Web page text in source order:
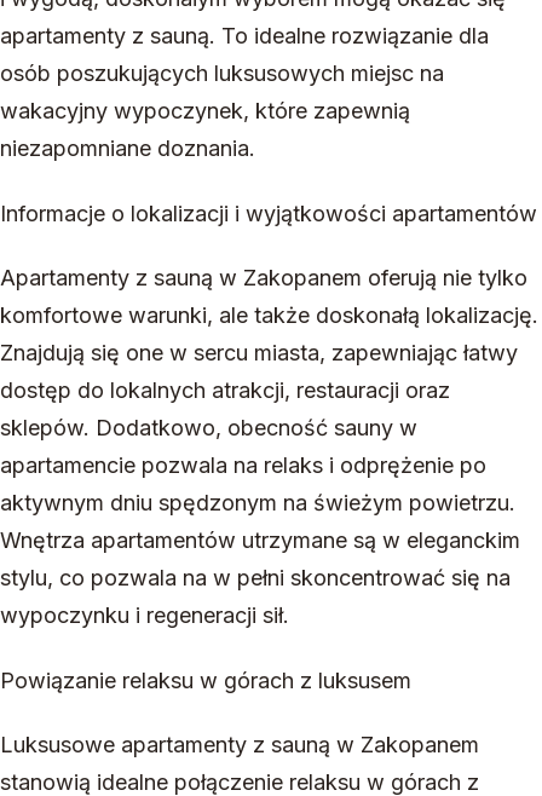
apartamenty z sauną. To idealne rozwiązanie dla
osób poszukujących luksusowych miejsc na
wakacyjny wypoczynek, które zapewnią
niezapomniane doznania.
Informacje o lokalizacji i wyjątkowości apartamentów
Apartamenty z sauną w Zakopanem oferują nie tylko
komfortowe warunki, ale także doskonałą lokalizację.
Znajdują się one w sercu miasta, zapewniając łatwy
dostęp do lokalnych atrakcji, restauracji oraz
sklepów. Dodatkowo, obecność sauny w
apartamencie pozwala na relaks i odprężenie po
aktywnym dniu spędzonym na świeżym powietrzu.
Wnętrza apartamentów utrzymane są w eleganckim
stylu, co pozwala na w pełni skoncentrować się na
wypoczynku i regeneracji sił.
Powiązanie relaksu w górach z luksusem
Luksusowe apartamenty z sauną w Zakopanem
stanowią idealne połączenie relaksu w górach z